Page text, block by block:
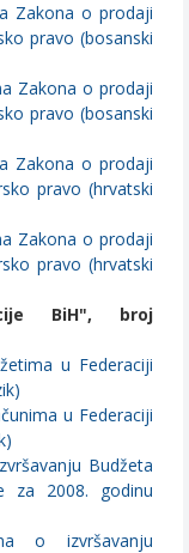
Zakona o prodaji
pravo (bosanski
Zakona o prodaji
pravo (bosanski
Zakona o prodaji
pravo (hrvatski
Zakona o prodaji
pravo (hrvatski
BiH", broj
u Federaciji
u Federaciji
Budžeta
za 2008. godinu
o izvršavanju